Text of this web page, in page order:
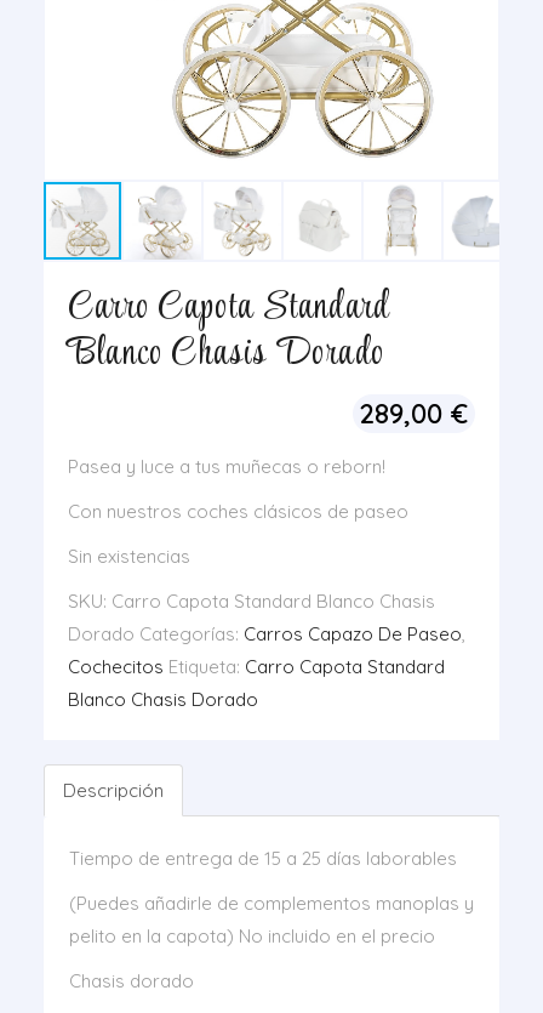
Carro Capota Standard
Blanco Chasis Dorado
289,00 €
Pasea y luce a tus muñecas o reborn!
Con nuestros coches clásicos de paseo
Sin existencias
SKU: Carro Capota Standard Blanco Chasis
Dorado Categorías: Carros Capazo De Paseo,
Cochecitos Etiqueta: Carro Capota Standard
Blanco Chasis Dorado
Descripción
Tiempo de entrega de 15 a 25 días laborables
(Puedes añadirle de complementos manoplas y
pelito en la capota) No incluido en el precio
Chasis dorado